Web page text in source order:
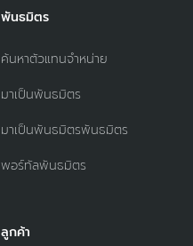
พันธมิตร
ค้นหาตัวแทนจำหน่าย
มาเป็นพันธมิตร
มาเป็นพันธมิตรพันธมิตร
พอร์ทัลพันธมิตร
ลูกค้า